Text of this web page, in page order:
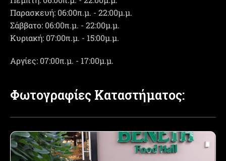
Παρασκευή: 06:00π.μ. - 22:00μ.μ.
Σάββατο: 06:00π.μ. - 22:00μ.μ.
Κυριακή: 07:00π.μ. - 15:00μ.μ.
Αργίες: 07:00π.μ. - 17:00μ.μ.
Φωτογραφίες Καταστήματος: